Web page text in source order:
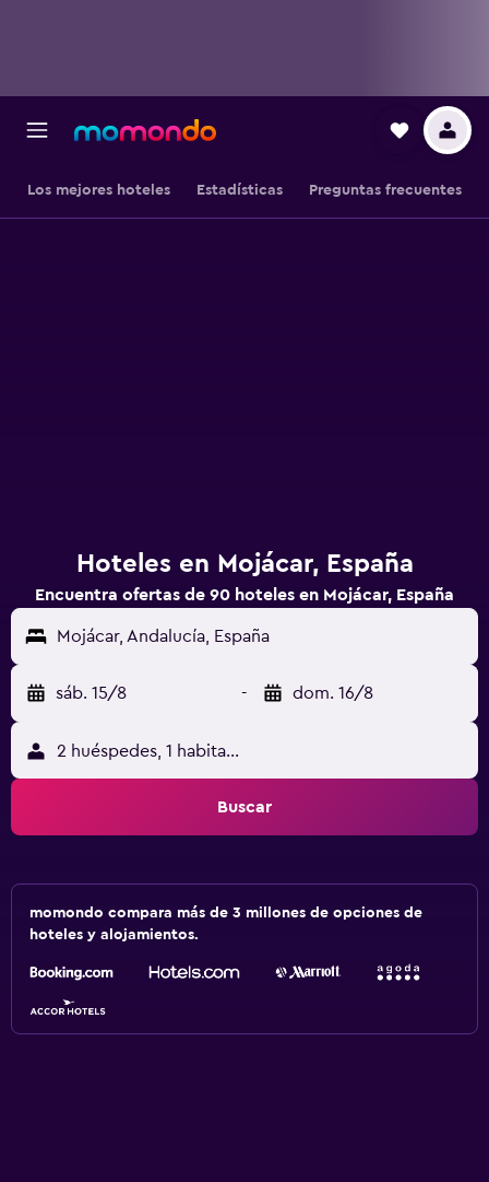
Los mejores hoteles Estadísticas Preguntas frecuentes
Hoteles en Mojácar, España
Encuentra ofertas de 90 hoteles en Mojácar, España
Mojácar, Andalucía, España
sáb. 15/8 - dom. 16/8
2 huéspedes, 1 habitación
Buscar
momondo compara más de 3 millones de opciones de
hoteles y alojamientos.